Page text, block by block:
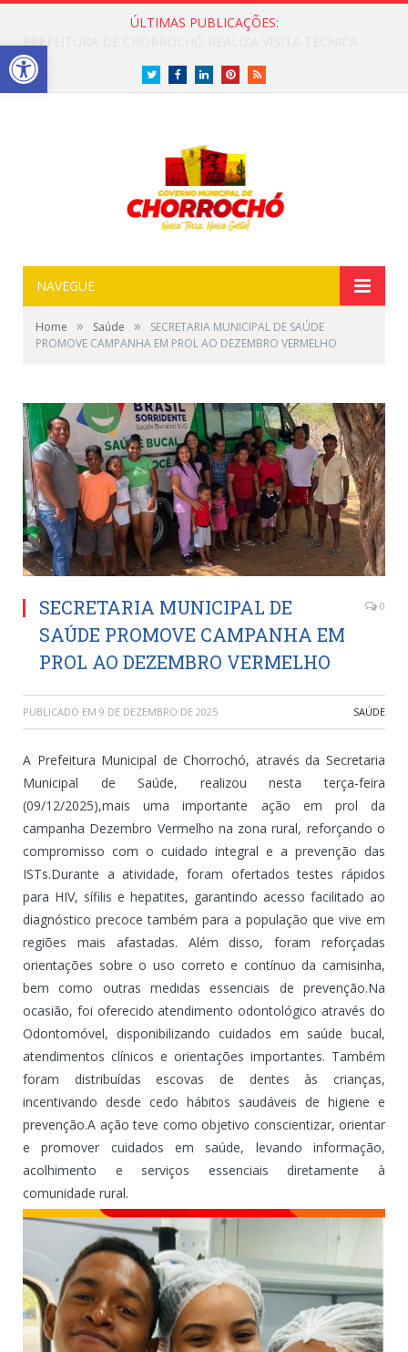
ÚLTIMAS PUBLICAÇÕES:
TwitterFacebookLinkedInPinterestRSS
NAVEGUE
Home » Saúde »
SECRETARIA MUNICIPAL DE SAÚDE
PROMOVE CAMPANHA EM PROL AO DEZEMBRO VERMELHO
SECRETARIA MUNICIPAL DE
SAÚDE PROMOVE CAMPANHA EM
PROL AO DEZEMBRO VERMELHO
0
PUBLICADO EM 9 DE DEZEMBRO DE 2025 SAÚDE
A Prefeitura Municipal de Chorrochó, através da Secretaria
Municipal de Saúde, realizou nesta terça-feira
(09/12/2025),mais uma importante ação em prol da
campanha Dezembro Vermelho na zona rural, reforçando o
compromisso com o cuidado integral e a prevenção das
ISTs.Durante a atividade, foram ofertados testes rápidos
para HIV, sífilis e hepatites, garantindo acesso facilitado ao
diagnóstico precoce também para a população que vive em
regiões mais afastadas. Além disso, foram reforçadas
orientações sobre o uso correto e contínuo da camisinha,
bem como outras medidas essenciais de prevenção.Na
ocasião, foi oferecido atendimento odontológico através do
Odontomóvel, disponibilizando cuidados em saúde bucal,
atendimentos clínicos e orientações importantes. Também
foram distribuídas escovas de dentes às crianças,
incentivando desde cedo hábitos saudáveis de higiene e
prevenção.A ação teve como objetivo conscientizar, orientar
e promover cuidados em saúde, levando informação,
acolhimento e serviços essenciais diretamente à
comunidade rural.
Open toolbar